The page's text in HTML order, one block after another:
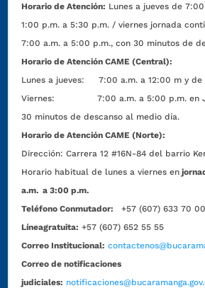
Horario de Atención: Lunes a jueves de
1:00 p.m. a 5:30 p.m. / viernes jornada
7:00 a.m. a 5:00 p.m., con 30 minutos de
Horario de Atención CAME (Central):
Lunes a jueves: 7:00 a.m. a 12:00 m y de
Viernes: 7:00 a.m. a 5:00 p.m. en
30 minutos de descanso al medio día.
Horario de Atención CAME (Norte):
Dirección:Carrera 12 #16N-84 del barrio
Horario habitual de lunes a viernes en
a.m. a 3:00 p.m.
Teléfono Conmutador:
+57 (607) 633 70 00
Líneagratuita: +57 (607) 652 55 55
Correo Institucional:
Correo de notificaciones
judiciales: